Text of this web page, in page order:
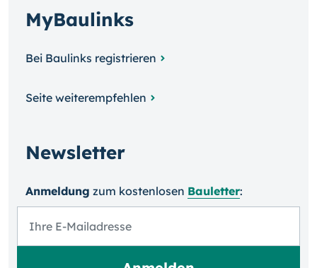
MyBaulinks
Bei Baulinks registrieren
Seite weiterempfehlen
Newsletter
Anmeldung zum kosten­losen Bauletter: